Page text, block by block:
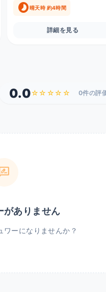
timelapse晴天時 約4時間
詳細を見る
0.0☆☆☆☆☆ 0件の評
rate_review
がありません
ワーになりませんか？